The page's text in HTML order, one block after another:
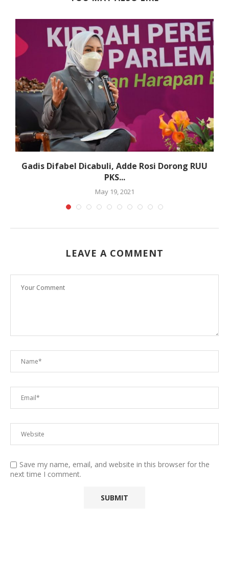
Gadis Difabel Dicabuli, Adde Rosi Dorong RUU
PKS...
May 19, 2021
LEAVE A COMMENT
Save my name, email, and website in this browser for the
next time I comment.